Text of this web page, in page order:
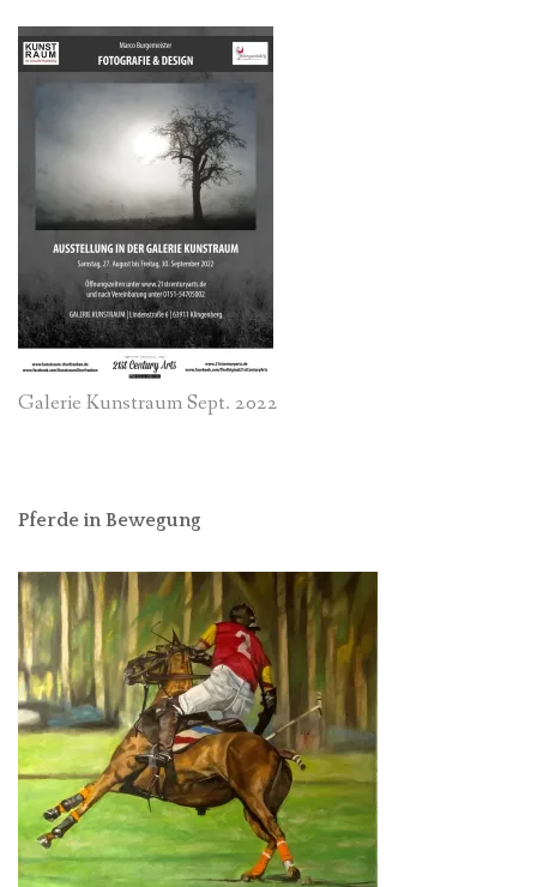
Galerie Kunstraum Sept. 2022
Pferde in Bewegung